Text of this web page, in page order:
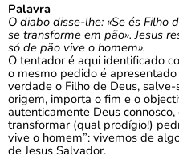
Palavra
O diabo disse-lhe: «Se és Filho
se transforme em pão». Jesus
só de pão vive o homem».
O tentador é aqui identificado
o mesmo pedido é
verdade o Filho de Deus,
origem, importa o fim e o
autenticamente Deus
transformar (qual prodígio!)
vive o homem”: vivemos de
de Jesus Salvador.